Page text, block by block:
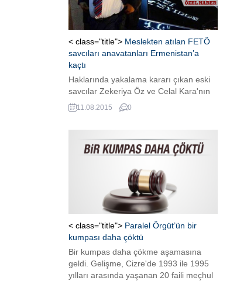
< class="title"> Meslekten atılan FETÖ
savcıları anavatanları Ermenistan’a
kaçtı
Haklarında yakalama kararı çıkan eski
savcılar Zekeriya Öz ve Celal Kara'nın
evvelki gün gece Gürcistan üzerinden
Ermenistan'a kaçtılar.
11.08.2015 0
< class="title"> Paralel Örgüt’ün bir
kumpası daha çöktü
Bir kumpas daha çökme aşamasına
geldi. Gelişme, Cizre'de 1993 ile 1995
yılları arasında yaşanan 20 faili meçhul